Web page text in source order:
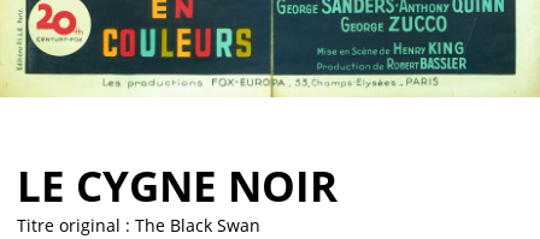
LE CYGNE NOIR
Titre original : The Black Swan